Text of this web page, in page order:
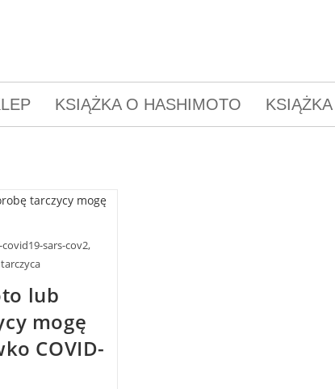
KSIĄŻKA O HASHIMOTO
sars-cov2,
lub
mogę
COVID-